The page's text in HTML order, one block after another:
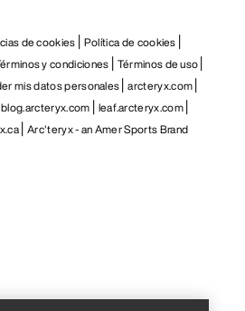
de cookies Política de cookies
y condiciones Términos de uso
mis datos personales arcteryx.com
blog.arcteryx.com leaf.arcteryx.com
Arc'teryx - an Amer Sports Brand